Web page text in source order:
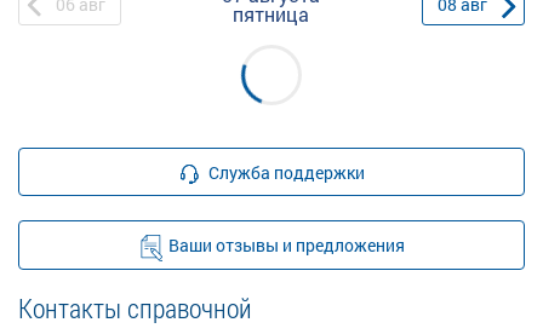
пятница
Служба поддержки
Ваши отзывы и предложения
Контакты справочной